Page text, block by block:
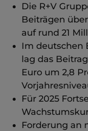
Die R+V
Beiträgen
auf rund 21
Im deutschen
lag das
Euro um 2,8
Für 2025
Forderung an